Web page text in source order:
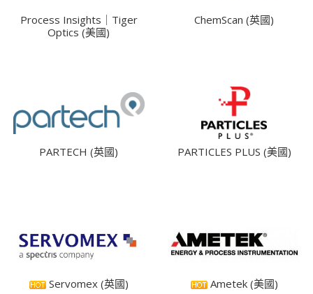
Process Insights｜Tiger
Optics (美國)
ChemScan (英國)
PARTECH (英國) PARTICLES PLUS (美國)
Servomex (英國) Ametek (美國)